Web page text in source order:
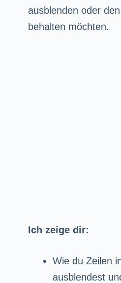
ausblenden oder
behalten möchten.
Ich zeige dir:
Wie du Zeilen
ausblendest